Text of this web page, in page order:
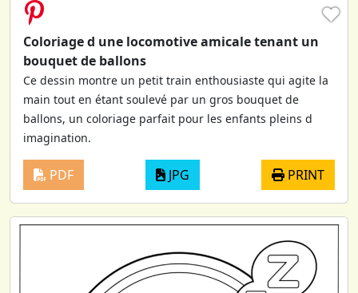
♥
Coloriage d une locomotive amicale tenant un
bouquet de ballons
Ce dessin montre un petit train enthousiaste qui agite la
main tout en étant soulevé par un gros bouquet de
ballons, un coloriage parfait pour les enfants pleins d
imagination.
PDF JPG PRINT